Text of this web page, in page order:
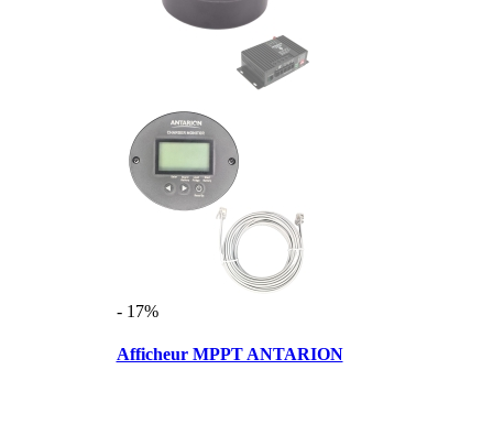
- 17%
Afficheur MPPT ANTARION